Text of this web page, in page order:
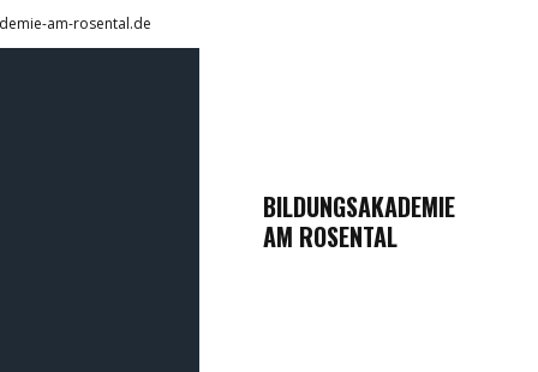
BILDUNGSAKADEMIE
AM ROSENTAL
am-rosental.de